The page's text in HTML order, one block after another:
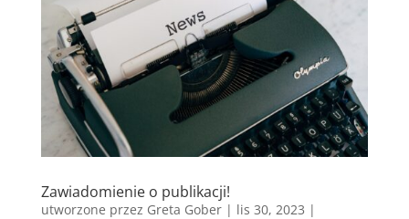
Zawiadomienie o publikacji!
utworzone przez Greta Gober| lis 30, 2023 |